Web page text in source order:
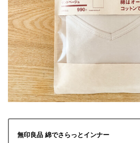
無印良品 綿でさらっとインナー